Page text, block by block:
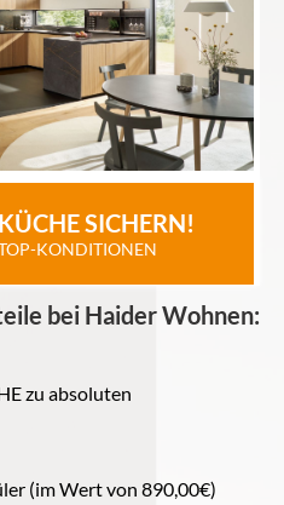
SICHERN!
KONDITIONEN
bei Haider Wohnen:
zu absoluten
(im Wert von 890,00€)